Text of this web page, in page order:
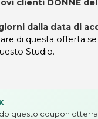
clienti DONNE
dalla data di
di questa offerta
Studio.
questo coupon